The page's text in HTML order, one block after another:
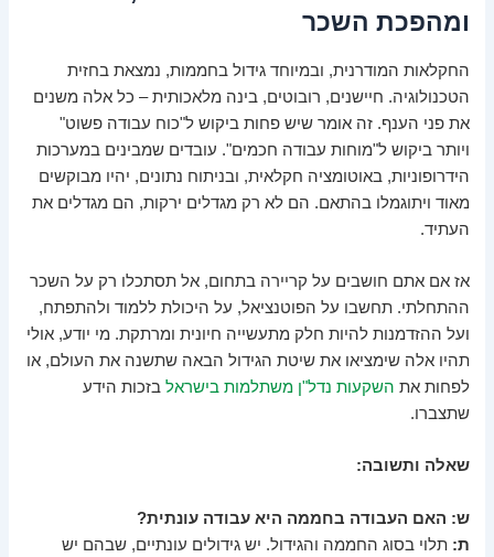
ומהפכת השכר
החקלאות המודרנית, ובמיוחד גידול בחממות, נמצאת בחזית
הטכנולוגיה. חיישנים, רובוטים, בינה מלאכותית – כל אלה משנים
את פני הענף. זה אומר שיש פחות ביקוש ל"כוח עבודה פשוט"
ויותר ביקוש ל"מוחות עבודה חכמים". עובדים שמבינים במערכות
הידרופוניות, באוטומציה חקלאית, ובניתוח נתונים, יהיו מבוקשים
מאוד ויתוגמלו בהתאם. הם לא רק מגדלים ירקות, הם מגדלים את
העתיד.
אז אם אתם חושבים על קריירה בתחום, אל תסתכלו רק על השכר
ההתחלתי. תחשבו על הפוטנציאל, על היכולת ללמוד ולהתפתח,
ועל ההזדמנות להיות חלק מתעשייה חיונית ומרתקת. מי יודע, אולי
תהיו אלה שימציאו את שיטת הגידול הבאה שתשנה את העולם, או
לפחות את השקעות נדל"ן משתלמות בישראל בזכות הידע
שתצברו.
שאלה ותשובה:
ש: האם העבודה בחממה היא עבודה עונתית?
ת: תלוי בסוג החממה והגידול. יש גידולים עונתיים, שבהם יש